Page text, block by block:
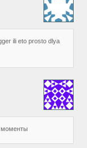
ili eto prosto dlya
моменты